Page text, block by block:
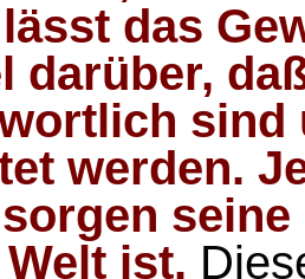
das
darüber,
sind
werden.
ist.